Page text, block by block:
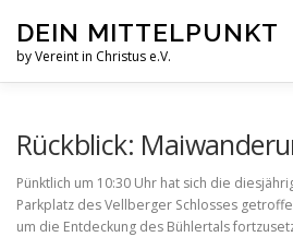
Inhalt
springen
DEIN MITTELPUNKT
by Vereint in Christus e.V.
VERANSTALTUNGEN
Rückblick:
Pünktlich um 10:30 Uhr hat sich die
Parkplatz des Vellberger Schlosses
um die Entdeckung des Bühlertals